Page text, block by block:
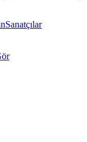
Sanatçılar